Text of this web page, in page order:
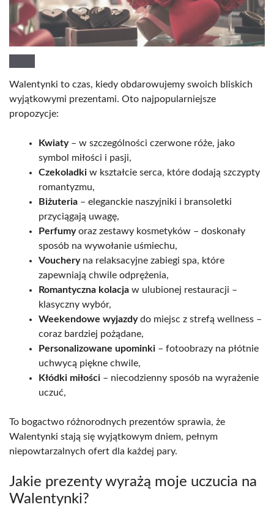
Walentynki to czas, kiedy obdarowujemy swoich bliskich
wyjątkowymi prezentami. Oto najpopularniejsze
propozycje:
Kwiaty– w szczególności czerwone róże, jako
symbol miłości i pasji,
Czekoladki w kształcie serca, które dodają szczypty
romantyzmu,
Biżuteria – eleganckie naszyjniki i bransoletki
przyciągają uwagę,
Perfumyoraz zestawy kosmetyków – doskonały
sposób na wywołanie uśmiechu,
Voucheryna relaksacyjne zabiegi spa, które
zapewniają chwile odprężenia,
Romantyczna kolacja w ulubionej restauracji –
klasyczny wybór,
Weekendowe wyjazdydo miejsc z strefą wellness –
coraz bardziej pożądane,
Personalizowane upominki – fotoobrazy na płótnie
uchwycą piękne chwile,
Kłódki miłości – niecodzienny sposób na wyrażenie
uczuć,
To bogactwo różnorodnych prezentów sprawia, że
Walentynki stają się wyjątkowym dniem, pełnym
niepowtarzalnych ofert dla każdej pary.
Jakie prezenty wyrażą moje uczucia na
Walentynki?